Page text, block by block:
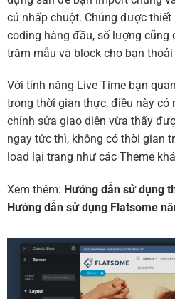
cú nhấp chuột. Chúng được thiết
coding hàng đầu, số lượng cũng
trăm mẫu và block cho bạn
Với tính năng Live Time bạn
trong thời gian thực, điều này có
chỉnh sửa giao diện vừa thấy
ngay tức thì, không có thời gian
load lại trang như các Theme
Xem thêm: Hướng dẫn sử dụng
Hướng dẫn sử dụng Flatsome